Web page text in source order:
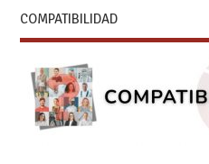
COMPATIBILIDAD